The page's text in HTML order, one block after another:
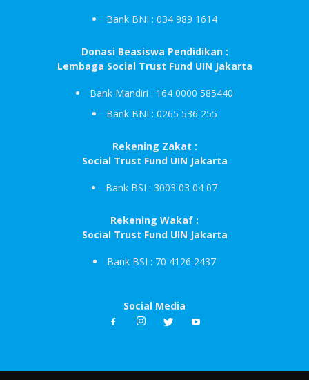
Bank BNI : 034 989 1614
Donasi Beasiswa Pendidikan :
Lembaga Social Trust Fund UIN Jakarta
Bank Mandiri : 164 0000 585440
Bank BNI : 0265 536 255
Rekening Zakat :
Social Trust Fund UIN Jakarta
Bank BSI : 3003 03 04 07
Rekening Wakaf :
Social Trust Fund UIN Jakarta
Bank BSI : 70 4126 2437
Social Media